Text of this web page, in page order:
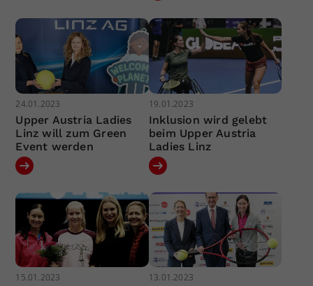
24.01.2023
Upper Austria Ladies
Linz will zum Green
Event werden
19.01.2023
Inklusion wird gelebt
beim Upper Austria
Ladies Linz
15.01.2023 13.01.2023